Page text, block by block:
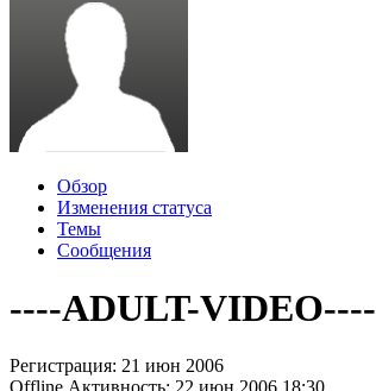
Обзор
Изменения статуса
Темы
Сообщения
----ADULT-VIDEO----
Регистрация: 21 июн 2006